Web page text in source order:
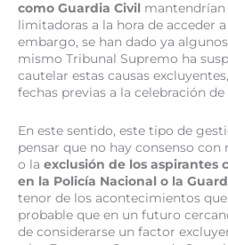
como Guardia Civil mantendrían
limitadoras a la hora de acceder
embargo, se han dado ya
mismo Tribunal Supremo ha
cautelar estas causas
fechas previas a la celebración
En este sentido, este tipo de
pensar que no hay consenso con
o la exclusión de los aspirantes
en la Policía Nacional o la
tenor de los acontecimientos
probable que en un futuro
de considerarse un factor